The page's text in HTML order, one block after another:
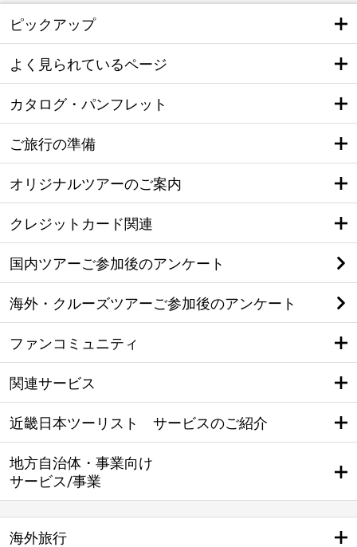
ピックアップ
よく見られているページ
カタログ・パンフレット
ご旅行の準備
オリジナルツアーのご案内
クレジットカード関連
国内ツアーご参加後のアンケート
海外・クルーズツアーご参加後のアンケート
ファンコミュニティ
関連サービス
近畿日本ツーリスト サービスのご紹介
地方自治体・事業向け
サービス/事業
海外旅行